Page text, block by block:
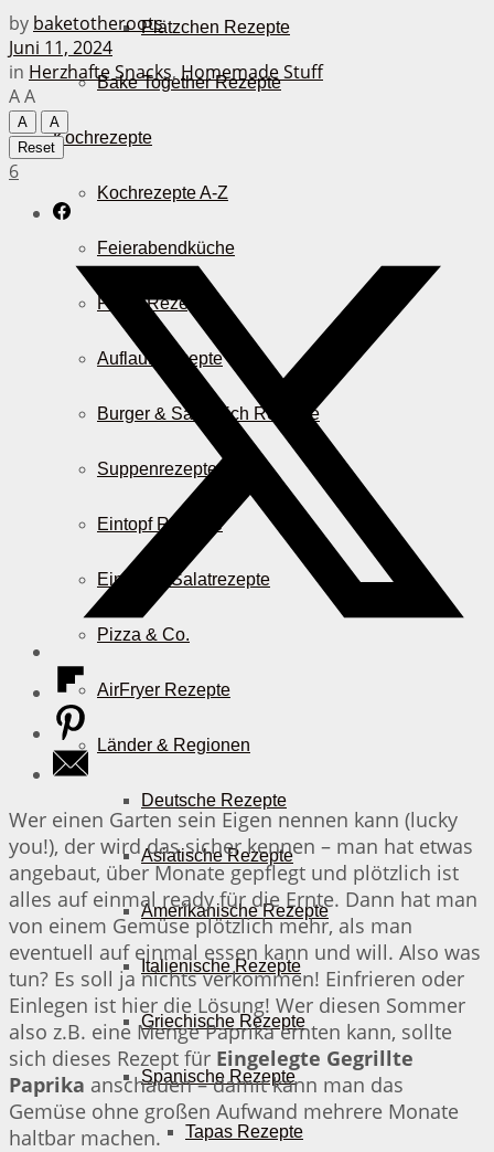
Plätzchen Rezepte
Bake Together Rezepte
Kochrezepte
Kochrezepte A-Z
Feierabendküche
Pasta Rezepte
Auflauf Rezepte
Burger & Sandwich Rezepte
Suppenrezepte
Eintopf Rezepte
Einfache Salatrezepte
Pizza & Co.
AirFryer Rezepte
Länder & Regionen
Deutsche Rezepte
Asiatische Rezepte
Amerikanische Rezepte
Italienische Rezepte
Griechische Rezepte
Spanische Rezepte
Tapas Rezepte
by baketotheroots
Juni 11, 2024
in Herzhafte Snacks, Homemade Stuff
AA
A
A
Reset
6
Wer einen Garten sein Eigen nennen kann (lucky
you!), der wird das sicher kennen – man hat etwas
angebaut, über Monate gepflegt und plötzlich ist
alles auf einmal ready für die Ernte. Dann hat man
von einem Gemüse plötzlich mehr, als man
eventuell auf einmal essen kann und will. Also was
tun? Es soll ja nichts verkommen! Einfrieren oder
Einlegen ist hier die Lösung! Wer diesen Sommer
also z.B. eine Menge Paprika ernten kann, sollte
sich dieses Rezept für Eingelegte Gegrillte
Paprika anschauen – damit kann man das
Gemüse ohne großen Aufwand mehrere Monate
haltbar machen.